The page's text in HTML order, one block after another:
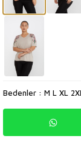
Bedenler : M L XL